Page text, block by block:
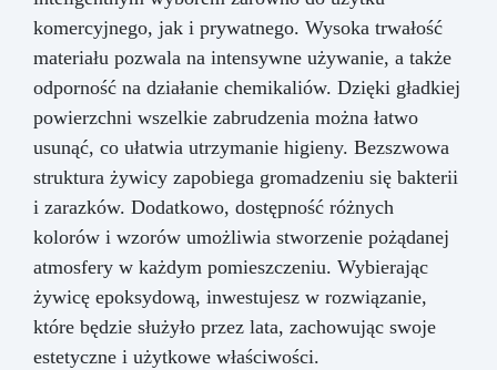
komercyjnego, jak i prywatnego. Wysoka trwałość
materiału pozwala na intensywne używanie, a także
odporność na działanie chemikaliów. Dzięki gładkiej
powierzchni wszelkie zabrudzenia można łatwo
usunąć, co ułatwia utrzymanie higieny. Bezszwowa
struktura żywicy zapobiega gromadzeniu się bakterii
i zarazków. Dodatkowo, dostępność różnych
kolorów i wzorów umożliwia stworzenie pożądanej
atmosfery w każdym pomieszczeniu. Wybierając
żywicę epoksydową, inwestujesz w rozwiązanie,
które będzie służyło przez lata, zachowując swoje
estetyczne i użytkowe właściwości.